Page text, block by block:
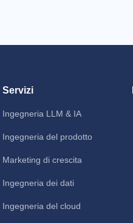
Servizi
Ingegneria LLM & IA
Ingegneria del prodotto
Marketing di crescita
Ingegneria dei dati
Ingegneria del cloud